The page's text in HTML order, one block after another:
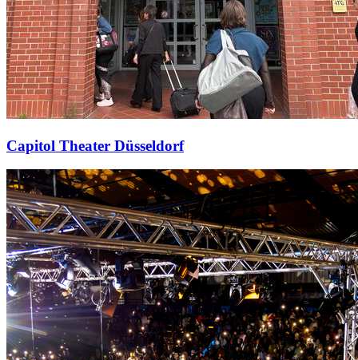
Capitol Theater Düsseldorf